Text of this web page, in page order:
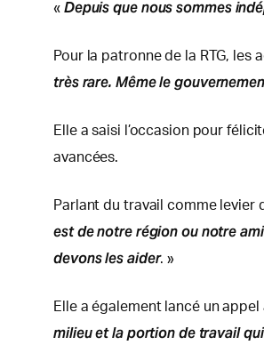
« Depuis que nous sommes
Pour la patronne de la RTG,
très rare. Même le
Elle a saisi l’occasion pour
avancées.
Parlant du travail comme levier
est de notre région ou notre
devons les aider. »
Elle a également lancé un
milieu et la portion de travail